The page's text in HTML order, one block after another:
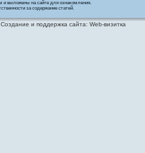
и выложены на сайте для ознакомления.
за содержание статей.
Создание и поддержка сайта: Web-визитка